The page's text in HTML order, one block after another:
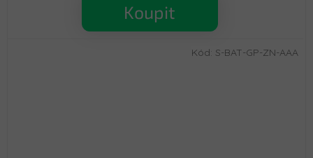
Koupit
Kód: S-BAT-GP-ZN-AAA